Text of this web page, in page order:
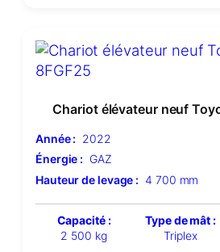
Chariot élévateur neuf
Année : 2022
Énergie : GAZ
Hauteur de levage : 4 700 mm
Capacité :
2 500 kg
Type de mât :
Triplex